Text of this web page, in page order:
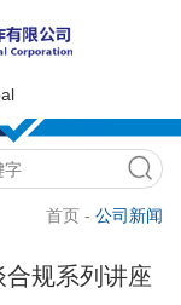
首页 - 公司新闻
规系列讲座